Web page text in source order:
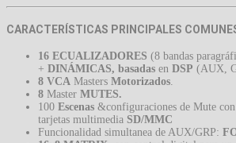
CARACTERÍSTICAS PRINCIPALES
16 ECUALIZADORES (8 bandas
+ DINÁMICAS, basadas en DSP (AUX,
8 VCA Masters Motorizados.
8 Master MUTES.
100 Escenas &configuraciones de Mute
tarjetas multimedia SD/MMC
Funcionalidad simultanea de AUX/GRP: